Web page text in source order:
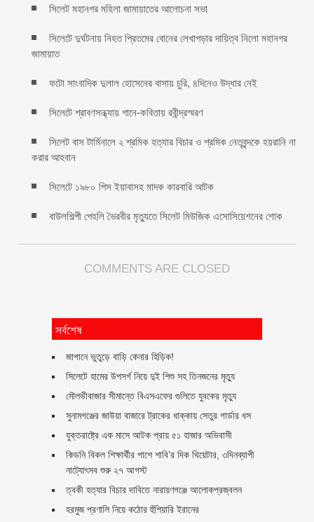
সিলেট মহানগর মহিলা জামায়াতের আলোচনা সভা
সিলেটে দুর্ঘটনায় নিহত প্রিতমের বোনের লেখাপড়ার দায়িত্ব নিলো মহানগর
জামায়াত
ফটো সাংবাদিক দুলাল হোসেনের বাসায় চুরি, ৪দিনেও উদ্ধার নেই
সিলেটে শ্রাবণসন্ধ্যায় গানে-কবিতায় রবীন্দ্রস্মরণ
সিলেট বাস টার্মিনালে ২ শ্রমিক হত্যার বিচার ও শ্রমিক নেতৃবৃন্দকে হয়রানি না
করার আহবান
সিলেটে ১৯৮০ পিস ইয়াবাসহ মাদক কারবারি আটক
বাউলশিল্পী পেহলি ভৈরবীর মৃত্যুতে সিলেট মিউজিক এসোসিয়েশনের শোক
COMMENTS ARE CLOSED
সর্বশেষ
জাপানে ভুতুড়ে বাড়ি কেনার হিড়িক!
সিলেটে হামের উপসর্গ নিয়ে দুই শিশু সহ তিনজনের মৃত্যু
মৌলভীবাজার সীমান্তে বিএসএফের গুলিতে যুবকের ‍মৃত্যু
সুনামগঞ্জের জাউয়া বাজারে ট্রাকের ধাক্কায় সেতুর গার্ডার ধস
যুক্তরাষ্ট্রে এক মাসে আটক প্রায় ৫১ হাজার অভিবাসী
কিডনি বিকল শিক্ষার্থীর পাশে শাবি’র দিক থিয়েটার, ৩দিনব্যাপী
নাট্যোৎসব শুরু ২৭ আগস্ট
ত্বকী হত্যার বিচার দাবিতে নারায়ণগঞ্জে আলোকপ্রজ্বলন
হরমুজ প্রণালি নিয়ে কঠোর হুঁশিয়ারি ইরানের